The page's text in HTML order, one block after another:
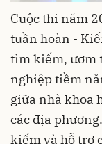
Cuộc thi năm
tuần hoàn -
tìm kiếm, ươm
nghiệp tiềm
giữa nhà khoa
các địa
kiếm và hỗ trợ